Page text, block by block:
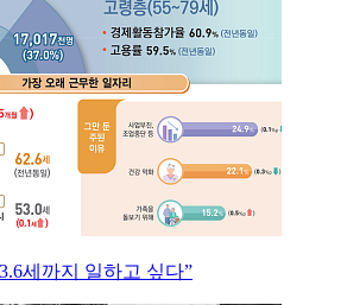
세까지 일하고 싶다”